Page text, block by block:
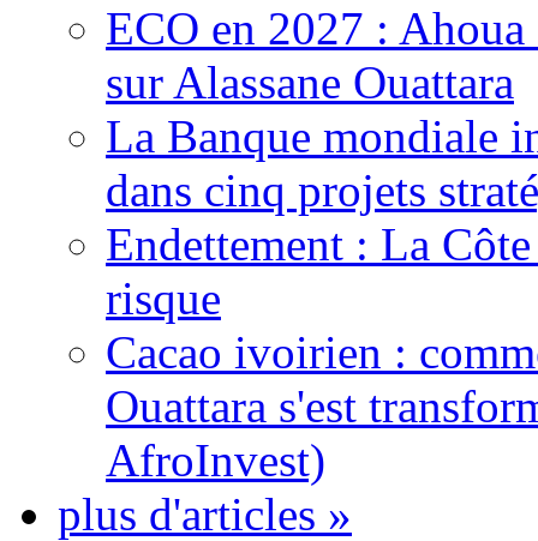
ECO en 2027 :
sur Alassane Ouattara
La Banque mondiale
dans cinq projets
Endettement : La
risque
Cacao ivoirien :
Ouattara s'est
AfroInvest)
plus d'articles »